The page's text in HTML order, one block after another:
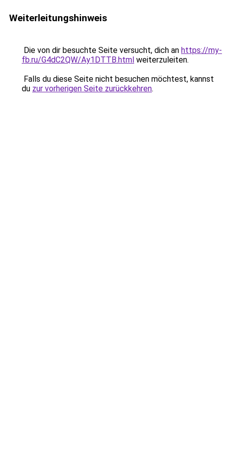
Weiterleitungshinweis
Die von dir besuchte Seite versucht, dich an https://my-
fb.ru/G4dC2QW/Ay1DTTB.html weiterzuleiten.
Falls du diese Seite nicht besuchen möchtest, kannst
du zur vorherigen Seite zurückkehren.